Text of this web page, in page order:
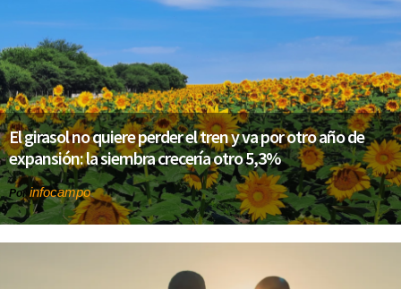
El girasol no quiere perder el tren y va por otro año de
expansión: la siembra crecería otro 5,3%
Por infocampo